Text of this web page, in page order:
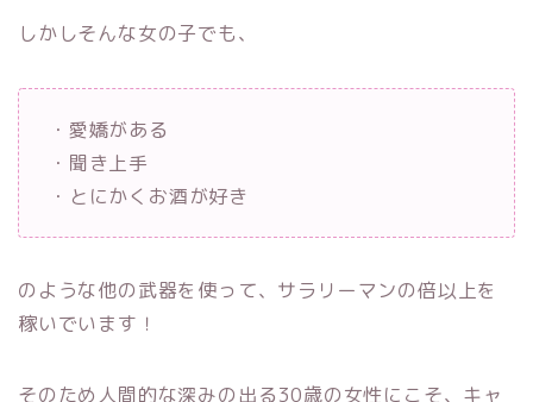
しかしそんな女の子でも、
・愛嬌がある
・聞き上手
・とにかくお酒が好き
のような他の武器を使って、サラリーマンの倍以上を
稼いでいます！
そのため人間的な深みの出る30歳の女性にこそ、キャ